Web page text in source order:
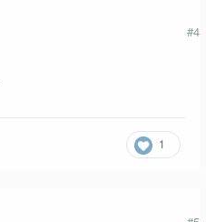
#4
1